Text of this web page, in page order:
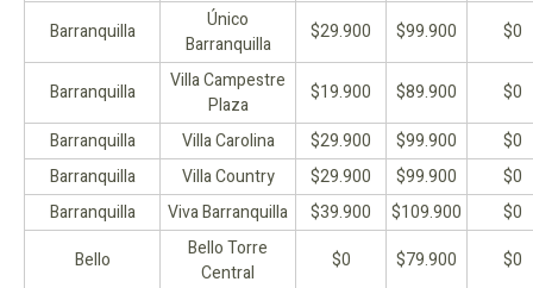
Barranquilla
Único
Barranquilla
$29.900 $99.900 $0
Barranquilla
Villa Campestre
Plaza
$19.900 $89.900
$0
Barranquilla
Villa Carolina $29.900 $99.900
$0
Barranquilla
Villa Country $29.900 $99.900
$0
Barranquilla
Viva Barranquilla $39.900 $109.900
$0
Bello
Bello Torre
Central
$0 $79.900
$0